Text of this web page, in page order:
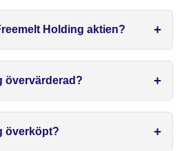
Holding aktien?
övervärderad?
överköpt?